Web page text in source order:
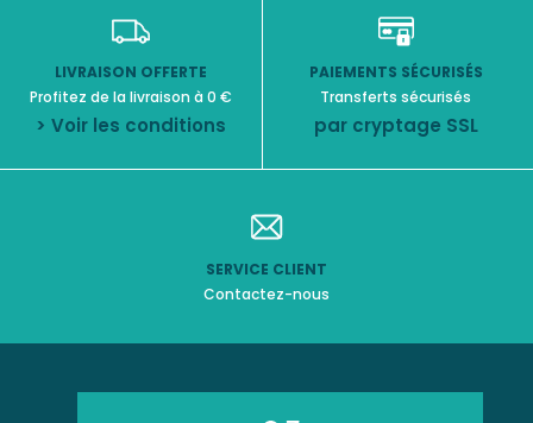
LIVRAISON OFFERTE
Profitez de la livraison à 0 €
> Voir les conditions
PAIEMENTS SÉCURISÉS
Transferts sécurisés
par cryptage SSL
SERVICE CLIENT
Contactez-nous